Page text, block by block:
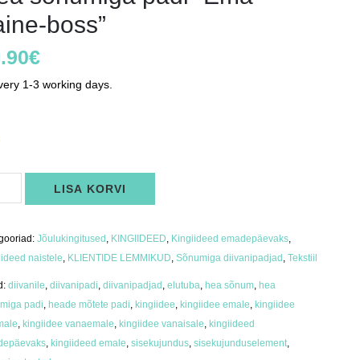
boss”
€
1-3 working days.
LISA KORVI
Jõulukingitused KINGIIDEED Kingiideed emadepäevaks
naistele KLIENTIDE LEMMIKUD ,Sõnumiga diivanipadjad ,Tekstiil
diivanile ,diivanipadi ,diivanipadjad ,elutuba ,hea sõnum ,hea
padi ,heade mõtete padi ,kingiidee ,kingiidee emale ,kingiidee
,kingiidee vanaemale ,kingiidee vanaisale ,kingiideed
,kingiideed emale ,sisekujundus ,sisekujunduselement